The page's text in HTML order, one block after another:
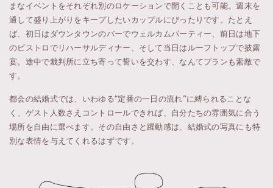
まなイベントをそれぞれ別のロケーションで開くことも可能。週末を
通して盛り上がりをキープしたいカップルにぴったりです。たとえ
ば、初日はダウンタウンのバーでウェルカムパーティー、前日は地下
のビストロでリハーサルディナー、そして当日はルーフトップで披露
宴。途中で裁判所に立ち寄って誓いを交わす、なんてプランも素敵で
す。
都会の結婚式では、いわゆる“定番の一日の流れ”に縛られることな
く、ゲスト人数さえコントロールできれば、自分たちの雰囲気に合う
場所を自由に選べます。その自由さと躍動感は、結婚式の写真にも特
別な表情を与えてくれるはずです。